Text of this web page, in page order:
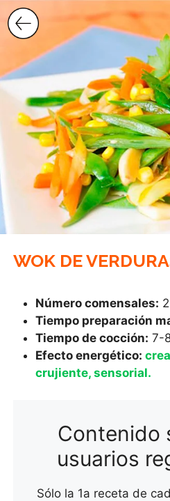
Saltar
al
contenido
WOK DE
Número comensales:
Tiempo preparación
Tiempo de cocción: 7-
Efecto energético:
crujiente, sensorial.
Contenido
usuarios
Sólo la 1a receta de